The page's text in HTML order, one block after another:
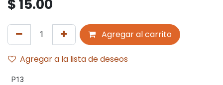
$15.00
Agregar al carrito
Agregar a la lista de deseos
P13